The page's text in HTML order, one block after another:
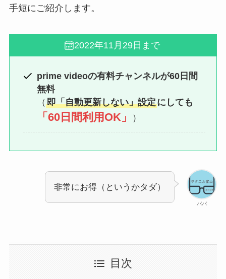
手短にご紹介します。
2022年11月29日まで
prime videoの有料チャンネルが60日間
無料
（ 即「自動更新しない」設定にしても
「60日間利用OK」 ）
パパ
非常にお得（というかタダ）
目次